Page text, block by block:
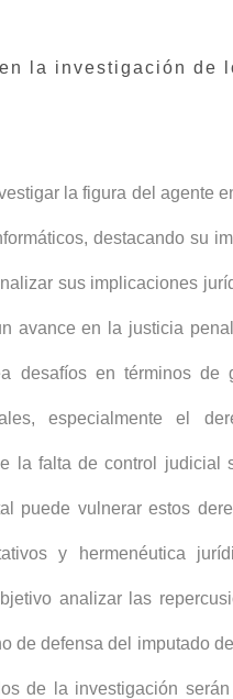
la investigación de
la figura del agente
destacando su
sus implicaciones
avance en la justicia
desafíos en términos de
especialmente el
la falta de control judicial
puede vulnerar estos
y hermenéutica
analizar las
de defensa del imputado
de la investigación